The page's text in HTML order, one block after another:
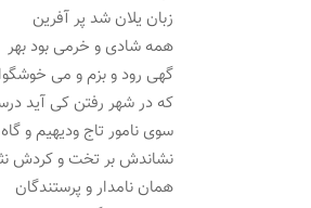
زبان یلان شد پر آفرین
همه شادی و خرمی بود بهر
گهی رود و بزم و می
که در شهر رفتن کی آید
سوی نامور تاج ودیهیم و گاه
نشاندش بر تخت و کردش
همان نامدار و پرستندگان